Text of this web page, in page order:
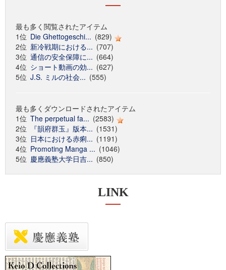
最も多く閲覧されたアイテム
1位 Die Ghettogeschi... (829)
2位 新冷戦期における... (707)
3位 通信の安全保障に... (664)
4位 ショート動画の効... (627)
5位 J.S. ミルの社会... (555)
最も多くダウンロードされたアイテム
1位 The perpetual fa... (2583)
2位
『韻府群玉』版本... (1531)
3位 日本における赤痢... (1191)
4位 Promoting Manga ... (1046)
5位 慶應義塾大学日吉... (850)
LINK